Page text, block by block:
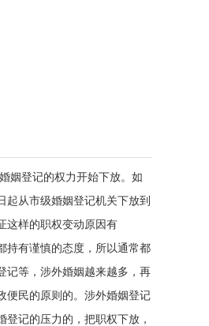
姻登记的权力开始下放。如
起从市级婚姻登记机关下放到
这样的职权变动原因有
有谨慎的态度，所以通常都
记等，涉外婚姻越来越多，再
便民的原则的。涉外婚姻登记
记的压力的，把职权下放，